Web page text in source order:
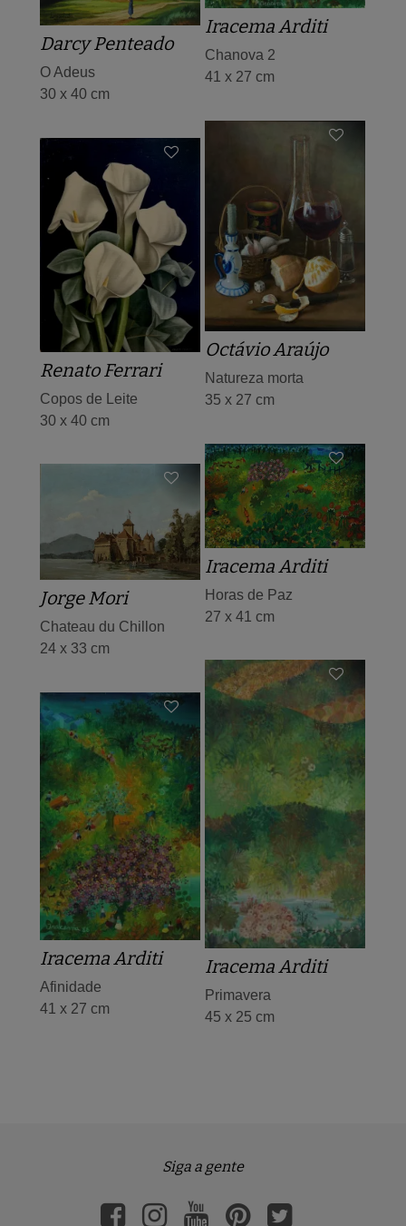
Iracema Arditi
Chanova 2
41 x 27 cm
Darcy Penteado
O Adeus
30 x 40 cm
Octávio Araújo
Natureza morta
35 x 27 cm
Renato Ferrari
Copos de Leite
30 x 40 cm
Iracema Arditi
Horas de Paz
27 x 41 cm
Jorge Mori
Chateau du Chillon
24 x 33 cm
Iracema Arditi
Primavera
45 x 25 cm
Iracema Arditi
Afinidade
41 x 27 cm
Siga a gente